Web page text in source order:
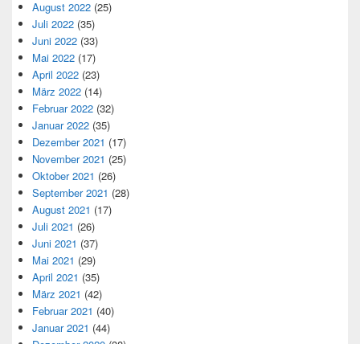
August 2022 (25)
Juli 2022 (35)
Juni 2022 (33)
Mai 2022 (17)
April 2022 (23)
März 2022 (14)
Februar 2022 (32)
Januar 2022 (35)
Dezember 2021 (17)
November 2021 (25)
Oktober 2021 (26)
September 2021 (28)
August 2021 (17)
Juli 2021 (26)
Juni 2021 (37)
Mai 2021 (29)
April 2021 (35)
März 2021 (42)
Februar 2021 (40)
Januar 2021 (44)